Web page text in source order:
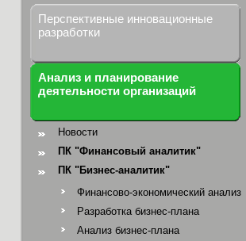
Перспективные инновационные
разработки
Анализ и планирование
деятельности организаций
Новости
ПК "Финансовый аналитик"
ПК "Бизнес-аналитик"
Финансово-экономический анализ
Разработка бизнес-плана
Анализ бизнес-плана